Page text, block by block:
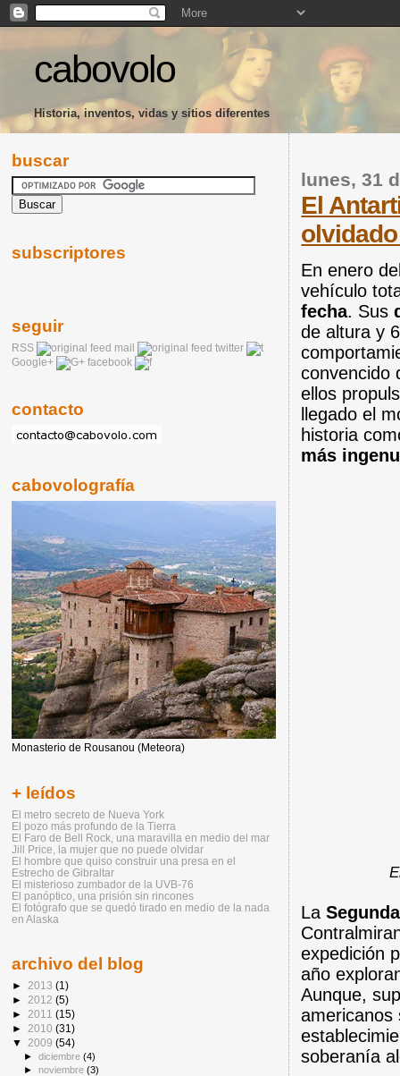
cabovolo
Historia, inventos, vidas y sitios diferentes
lunes, 31
El
En enero
vehículo
fecha. Sus
de altura y
convencido
ellos
llegado el
historia
más
La
expedición
año
Aunque,
americanos
soberanía
buscar
subscriptores
seguir
RSS mail
twitter
Google+
facebook
contacto
cabovolografía
Monasterio de Rousanou (Meteora)
+ leídos
El metro secreto de Nueva York
El pozo más profundo de la Tierra
El Faro de Bell Rock, una maravilla en medio del mar
Jill Price, la mujer que no puede olvidar
El hombre que quiso construir una presa en el
Estrecho de Gibraltar
El misterioso zumbador de la UVB-76
El panóptico, una prisión sin rincones
El fotógrafo que se quedó tirado en medio de la nada
en Alaska
archivo del blog
► 2013 (1)
► 2012 (5)
► 2011 (15)
► 2010 (31)
▼ 2009 (54)
►diciembre(4)
► noviembre(3)